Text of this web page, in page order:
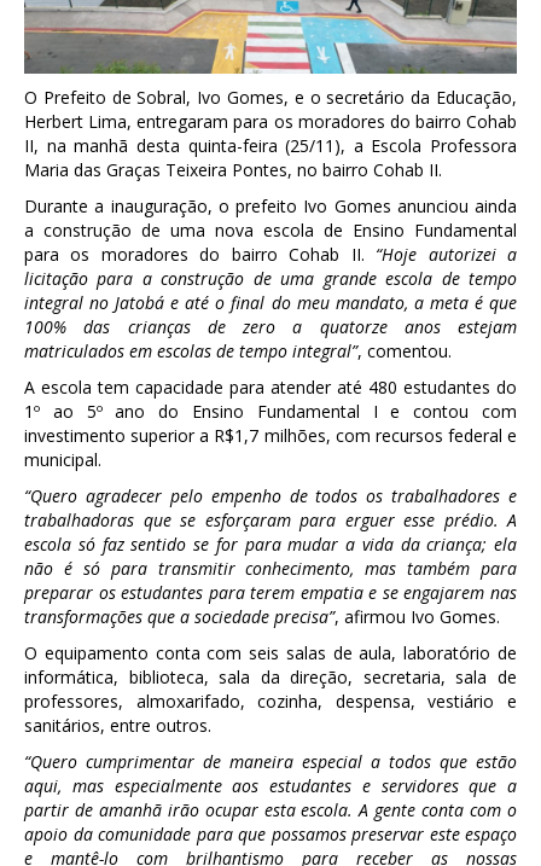
O Prefeito de Sobral, Ivo Gomes, e o secretário da Educação,
Herbert Lima, entregaram para os moradores do bairro Cohab
II, na manhã desta quinta-feira (25/11), a Escola Professora
Maria das Graças Teixeira Pontes, no bairro Cohab II.
Durante a inauguração, o prefeito Ivo Gomes anunciou ainda
a construção de uma nova escola de Ensino Fundamental
para os moradores do bairro Cohab II. “Hoje autorizei a
licitação para a construção de uma grande escola de tempo
integral no Jatobá e até o final do meu mandato, a meta é que
100% das crianças de zero a quatorze anos estejam
matriculados em escolas de tempo integral”, comentou.
A escola tem capacidade para atender até 480 estudantes do
1º ao 5º ano do Ensino Fundamental I e contou com
investimento superior a R$1,7 milhões, com recursos federal e
municipal.
“Quero agradecer pelo empenho de todos os trabalhadores e
trabalhadoras que se esforçaram para erguer esse prédio. A
escola só faz sentido se for para mudar a vida da criança; ela
não é só para transmitir conhecimento, mas também para
preparar os estudantes para terem empatia e se engajarem nas
transformações que a sociedade precisa”, afirmou Ivo Gomes.
O equipamento conta com seis salas de aula, laboratório de
informática, biblioteca, sala da direção, secretaria, sala de
professores, almoxarifado, cozinha, despensa, vestiário e
sanitários, entre outros.
“Quero cumprimentar de maneira especial a todos que estão
aqui, mas especialmente aos estudantes e servidores que a
partir de amanhã irão ocupar esta escola. A gente conta com o
apoio da comunidade para que possamos preservar este espaço
e mantê-lo com brilhantismo para receber as nossas